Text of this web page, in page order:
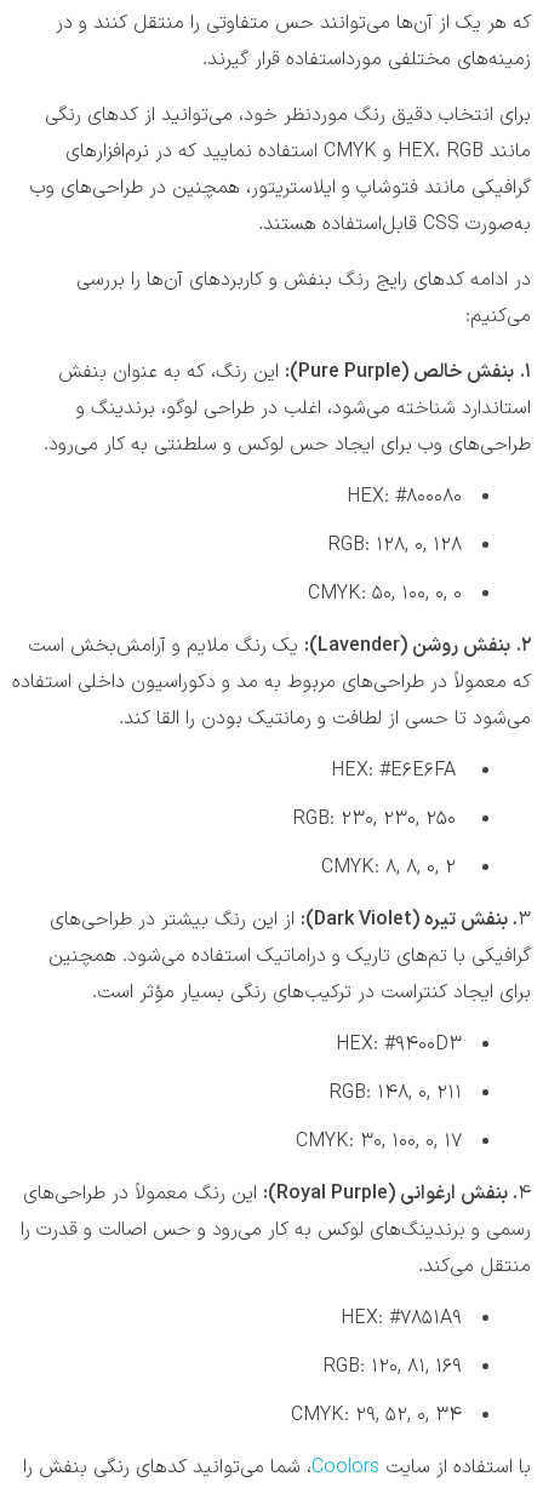
که هر یک از آن‌ها می‌توانند حس متفاوتی را منتقل کنند و در
زمینه‌های مختلفی مورداستفاده قرار گیرند.
برای انتخاب دقیق‌ رنگ موردنظر خود، می‌توانید از کدهای رنگی
مانند HEX، RGB و CMYK استفاده نمایید که در نرم‌افزارهای
گرافیکی مانند فتوشاپ و ایلاستریتور، همچنین در طراحی‌های وب
به‌صورت CSS قابل‌استفاده هستند.
در ادامه کدهای رایج رنگ بنفش و کاربردهای آن‌ها را بررسی
می‌کنیم:
۱. بنفش خالص (Pure Purple):
این رنگ، که به عنوان بنفش
استاندارد شناخته می‌شود، اغلب در طراحی‌ لوگو، برندینگ و
طراحی‌های وب برای ایجاد حس لوکس و سلطنتی به کار می‌رود.
HEX: #800080
RGB: 128, 0, 128
CMYK: 50, 100, 0, 0
۲. بنفش روشن (Lavender):
یک رنگ ملایم و آرامش‌بخش است
که معمولاً در طراحی‌های مربوط به مد و دکوراسیون داخلی استفاده
می‌شود تا حسی از لطافت و رمانتیک بودن را القا کند.
۳. بنفش تیره (Dark Violet
): از این رنگ بیشتر در طراحی‌های
گرافیکی با تم‌های تاریک و دراماتیک استفاده می‌شود. همچنین
برای ایجاد کنتراست در ترکیب‌های رنگی بسیار مؤثر است.
HEX: #9400D3
RGB: 148, 0, 211
CMYK: 30, 100, 0, 17
۴. بنفش ارغوانی (Royal Purple
): این رنگ معمولاً در طراحی‌های
رسمی و برندینگ‌های لوکس به کار می‌رود و حس اصالت و قدرت را
منتقل می‌کند.
HEX: #7851A9
RGB: 120, 81, 169
CMYK: 29, 52, 0, 34
با استفاده از سایت Coolors، شما می‌توانید کدهای رنگی بنفش را